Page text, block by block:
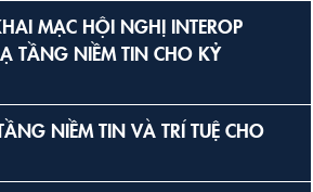
MẠC HỘI NGHỊ INTEROP
TẦNG NIỀM TIN CHO KỶ
NIỀM TIN VÀ TRÍ TUỆ CHO